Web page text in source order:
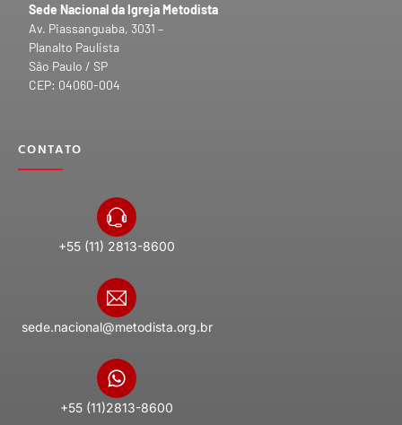
Sede Nacional da Igreja Metodista
Av. Piassanguaba, 3031 –
Planalto Paulista
São Paulo / SP
CEP: 04060-004
CONTATO
+55 (11) 2813-8600
sede.nacional@metodista.org.br
+55 (11)2813-8600